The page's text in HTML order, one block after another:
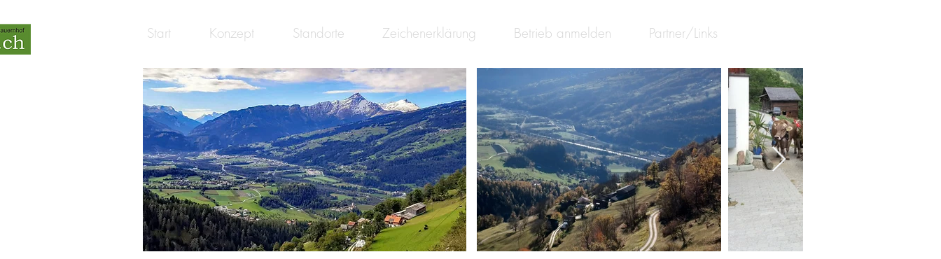
Start Konzept Standorte Zeichenerklärung Betrieb anmelden Partner/Links